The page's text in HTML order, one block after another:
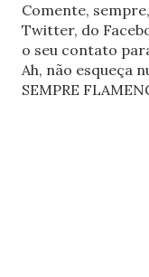
Comente,
Twitter, do
o seu contato
Ah, não esqueça
SEMPRE